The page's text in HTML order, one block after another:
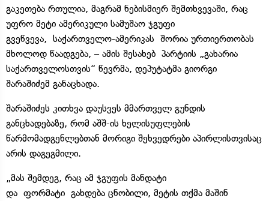
გაკეთება რთულია, მაგრამ ნებისმიერ შემთხვევაში, რაც
უფრო მეტი ამერიკული სამუშაო ჯგუფი
გვეწვევა, საქართველო-ამერიკას შორია ურთიერთობას
მხოლოდ წაადგება, – ამის შესახებ პარტიის „გახარია
საქართველოსთვის“ წევრმა, დეპუტატმა გიორგი
შარაშიძემ განაცხადა.
შარაშიძეს კითხვა დაუსვეს მმართველ გუნდის
განცხადებაზე, რომ აშშ-ის ხელისუფლების
წარმომადგენლებთან მორიგი შეხვედრები აპირლისთვისაც
არის დაგეგმილი.
„მას შემდეგ, რაც ამ ჯგუფის მანდატი
და ფორმატი გახდება ცნობილი, მეტის თქმა მაშინ